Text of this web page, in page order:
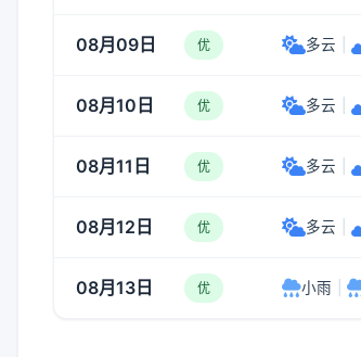
08月09日 优 多云
08月10日 优 多云
08月11日 优 多云
08月12日 优 多云
08月13日 优 小雨